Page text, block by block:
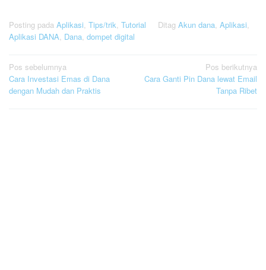
Posting pada Aplikasi, Tips/trik, Tutorial Ditag Akun dana, Aplikasi,
Aplikasi DANA, Dana, dompet digital
Navigasi
pos
Pos sebelumnya
Cara Investasi Emas di Dana
dengan Mudah dan Praktis
Pos berikutnya
Cara Ganti Pin Dana lewat Email
Tanpa Ribet